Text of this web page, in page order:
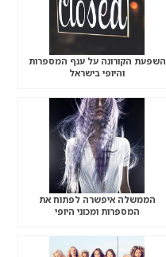
השפעת הקורונה על ענף המספרות
והיופי בישראל
הממשלה איפשרה לפתוח את
המספרות ומכוני היופי